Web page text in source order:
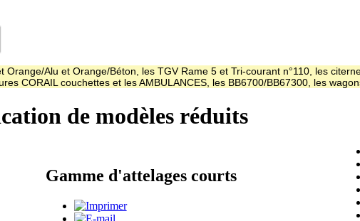
Alu et Orange/Béton, les TGV Rame 5 et Tri-courant n°110, les
CORAIL couchettes et les AMBULANCES, les BB6700/BB67300, les
de modèles réduits
Gamme d'attelages courts